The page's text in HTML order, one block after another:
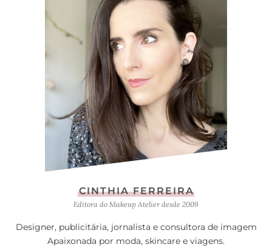
CINTHIA FERREIRA
Editora do Makeup Atelier desde 2009
Designer, publicitária, jornalista e consultora de imagem
Apaixonada por moda, skincare e viagens.